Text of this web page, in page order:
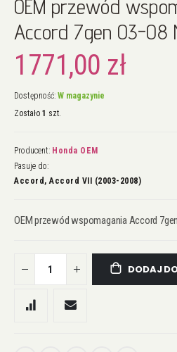
początek
galerii
OEM przewód
Accord 7gen 03-08
1771,00 zł
Dostępność: W magazynie
Zostało 1 szt.
Producent: Honda OEM
Pasuje do:
Accord, Accord VII (2003-2008)
OEM przewód wspomagania Accord
DODAJ